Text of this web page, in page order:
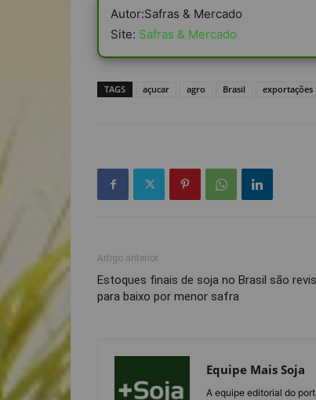
Autor:Safras & Mercado
Site: Safras & Mercado
TAGS açucar agro Brasil exportações
Artigo anterior
Estoques finais de soja no Brasil são
para baixo por menor safra
Equipe Mais Soja
A equipe editorial do